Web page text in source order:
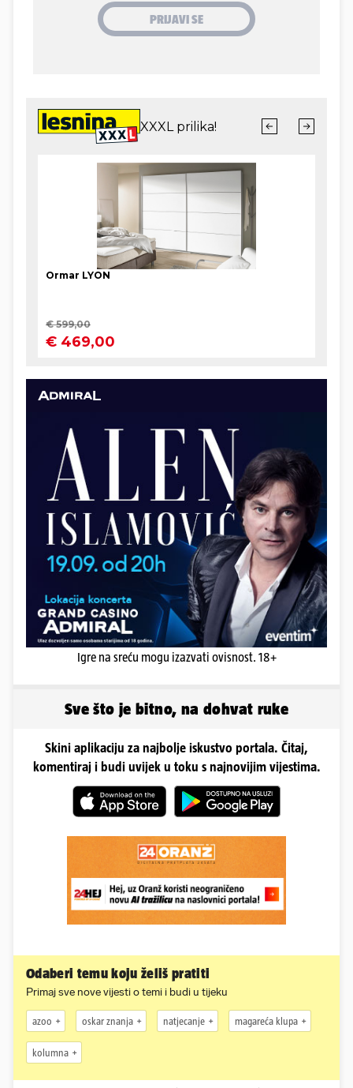
Igre na sreću mogu izazvati ovisnost. 18+
Sve što je bitno, na dohvat ruke
Skini aplikaciju za najbolje iskustvo portala. Čitaj,
komentiraj i budi uvijek u toku s najnovijim vijestima.
Odaberi temu koju želiš pratiti
Primaj sve nove vijesti o temi i budi u tijeku
azoo oskar znanja natjecanje magareća klupa
kolumna